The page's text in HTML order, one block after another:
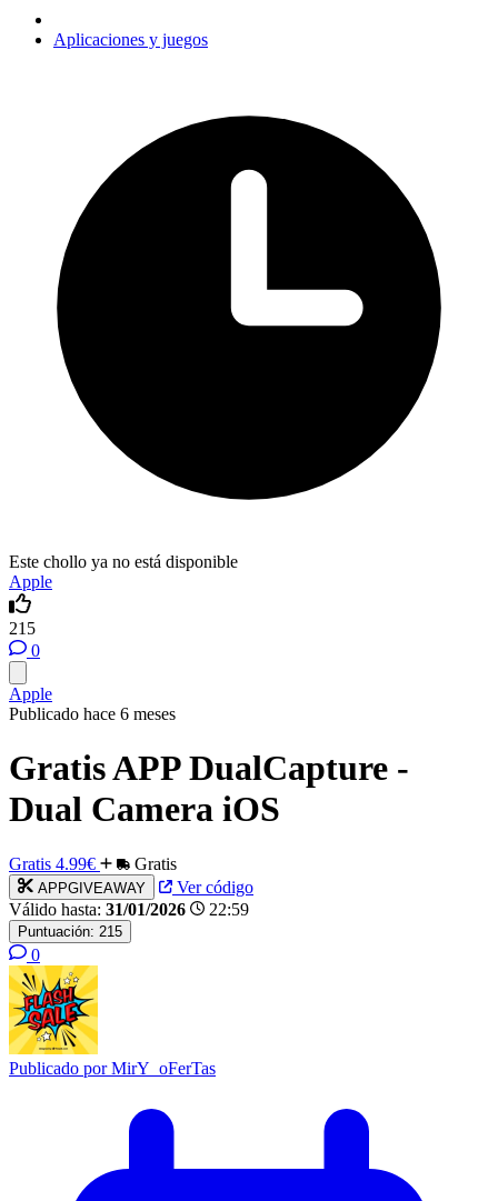
Aplicaciones y juegos
Este chollo ya no está disponible
Apple
215
0
Apple
Publicado hace 6 meses
Gratis APP DualCapture -
Dual Camera iOS
Gratis 4.99€ Gratis
APPGIVEAWAY
Ver código
Válido hasta: 31/01/2026 22:59
Puntuación: 215
0
Publicado porMirY_oFerTas